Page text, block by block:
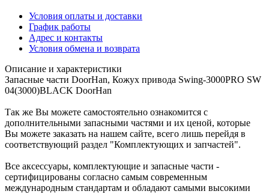
Условия оплаты и доставки
График работы
Адрес и контакты
Условия обмена и возврата
Описание и характеристики
Запасные части DoorHan, Кожух привода Swing-3000PRO SW
04(3000)BLACK DoorHan
Так же Вы можете самостоятельно ознакомится с
дополнительными запасными частями и их ценой, которые
Вы можете заказать на нашем сайте, всего лишь перейдя в
соответствующий раздел "Комплектующих и запчастей".
Все аксессуары, комплектующие и запасные части -
сертифицированы согласно самым современным
международным стандартам и обладают самыми высокими